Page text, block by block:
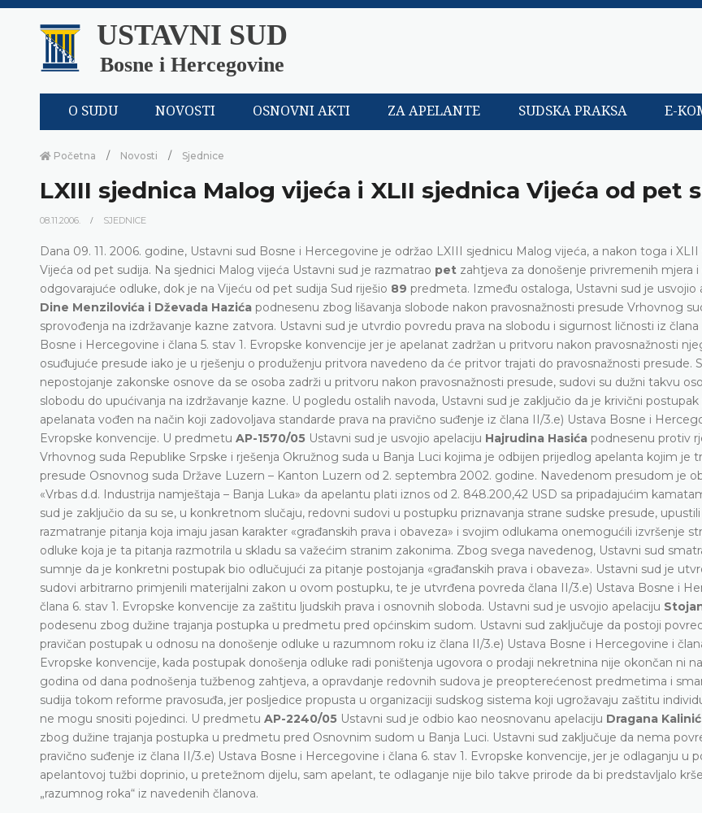
USTAVNI SUD
Bosne i Hercegovine
O SUDU NOVOSTI OSNOVNI AKTI ZA APELANTE SUDSKA PRAKSA E-
Početna Novosti Sjednice
LXIII sjednica Malog vijeća i XLII sjednica Vijeća od pet
08.11.2006. SJEDNICE
Dana 09. 11. 2006. godine, Ustavni sud Bosne i Hercegovine je održao LXIII sjednicu Malog vijeća, a nakon toga i XLII
Vijeća od pet sudija. Na sjednici Malog vijeća Ustavni sud je razmatrao pet zahtjeva za donošenje privremenih mjera i
odgovarajuće odluke, dok je na Vijeću od pet sudija Sud riješio 89 predmeta. Između ostaloga, Ustavni sud je usvojio
Dine Menzilovića i Dževada Hazića podnesenu zbog lišavanja slobode nakon pravosnažnosti presude Vrhovnog
sprovođenja na izdržavanje kazne zatvora. Ustavni sud je utvrdio povredu prava na slobodu i sigurnost ličnosti iz člana
Bosne i Hercegovine i člana 5. stav 1. Evropske konvencije jer je apelanat zadržan u pritvoru nakon pravosnažnosti
osuđujuće presude iako je u rješenju o produženju pritvora navedeno da će pritvor trajati do pravosnažnosti presude.
nepostojanje zakonske osnove da se osoba zadrži u pritvoru nakon pravosnažnosti presude, sudovi su dužni takvu
slobodu do upućivanja na izdržavanje kazne. U pogledu ostalih navoda, Ustavni sud je zaključio da je krivični
apelanata vođen na način koji zadovoljava standarde prava na pravično suđenje iz člana II/3.e) Ustava Bosne i
Evropske konvencije. U predmetu AP-1570/05 Ustavni sud je usvojio apelaciju Hajrudina Hasića podnesenu protiv
Vrhovnog suda Republike Srpske i rješenja Okružnog suda u Banja Luci kojima je odbijen prijedlog apelanta kojim je
presude Osnovnog suda Države Luzern – Kanton Luzern od 2. septembra 2002. godine. Navedenom presudom je
«Vrbas d.d. Industrija namještaja – Banja Luka» da apelantu plati iznos od 2. 848.200,42 USD sa pripadajućim
sud je zaključio da su se, u konkretnom slučaju, redovni sudovi u postupku priznavanja strane sudske presude,
razmatranje pitanja koja imaju jasan karakter «građanskih prava i obaveza» i svojim odlukama onemogućili izvršenje
odluke koja je ta pitanja razmotrila u skladu sa važećim stranim zakonima. Zbog svega navedenog, Ustavni sud
sumnje da je konkretni postupak bio odlučujući za pitanje postojanja «građanskih prava i obaveza». Ustavni sud je
sudovi arbitrarno primjenili materijalni zakon u ovom postupku, te je utvrđena povreda člana II/3.e) Ustava Bosne i
člana 6. stav 1. Evropske konvencije za zaštitu ljudskih prava i osnovnih sloboda. Ustavni sud je usvojio apelaciju
podesenu zbog dužine trajanja postupka u predmetu pred općinskim sudom. Ustavni sud zaključuje da postoji
pravičan postupak u odnosu na donošenje odluke u razumnom roku iz člana II/3.e) Ustava Bosne i Hercegovine i
Evropske konvencije, kada postupak donošenja odluke radi poništenja ugovora o prodaji nekretnina nije okončan ni
godina od dana podnošenja tužbenog zahtjeva, a opravdanje redovnih sudova je preopterećenost predmetima i
sudija tokom reforme pravosuđa, jer posljedice propusta u organizaciji sudskog sistema koji ugrožavaju zaštitu
ne mogu snositi pojedinci. U predmetu AP-2240/05 Ustavni sud je odbio kao neosnovanu apelaciju Dragana
zbog dužine trajanja postupka u predmetu pred Osnovnim sudom u Banja Luci. Ustavni sud zaključuje da nema
pravično suđenje iz člana II/3.e) Ustava Bosne i Hercegovine i člana 6. stav 1. Evropske konvencije, jer je odlaganju u
apelantovoj tužbi doprinio, u pretežnom dijelu, sam apelant, te odlaganje nije bilo takve prirode da bi predstavljalo
„razumnog roka“ iz navedenih članova.